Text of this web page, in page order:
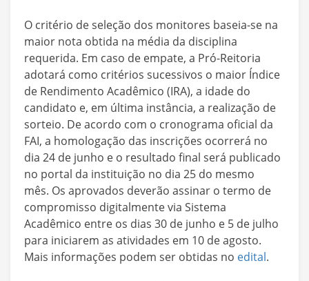
O critério de seleção dos monitores baseia-se na
maior nota obtida na média da disciplina
requerida. Em caso de empate, a Pró-Reitoria
adotará como critérios sucessivos o maior Índice
de Rendimento Acadêmico (IRA), a idade do
candidato e, em última instância, a realização de
sorteio. De acordo com o cronograma oficial da
FAI, a homologação das inscrições ocorrerá no
dia 24 de junho e o resultado final será publicado
no portal da instituição no dia 25 do mesmo
mês. Os aprovados deverão assinar o termo de
compromisso digitalmente via Sistema
Acadêmico entre os dias 30 de junho e 5 de julho
para iniciarem as atividades em 10 de agosto.
Mais informações podem ser obtidas no edital.